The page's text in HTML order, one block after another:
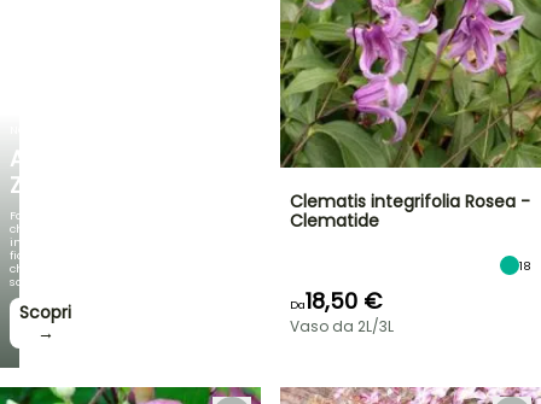
AGAPANTHUS
ZAMBEZI
Fogliami
che
incantano,
fioriture
che
sorprendono!
Scopri
→
Clematis integrifolia Rosea -
Clematide
18
Da18,50 €
Vaso da 2L/3L